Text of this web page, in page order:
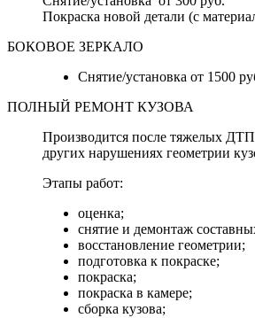
Покраска новой детали (с
БОКОВОЕ ЗЕРКАЛО
Снятие/установка от 1500
ПОЛНЫЙ РЕМОНТ КУЗОВА
Производится после тяжелых
других нарушениях геометрии
Этапы работ:
оценка;
снятие и демонтаж
восстановление геометрии;
подготовка к покраске;
покраска;
покраска в камере;
сборка кузова;